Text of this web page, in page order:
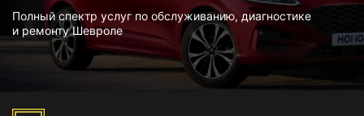
Полный спектр услуг по обслуживанию, диагностике
и ремонту Шевроле